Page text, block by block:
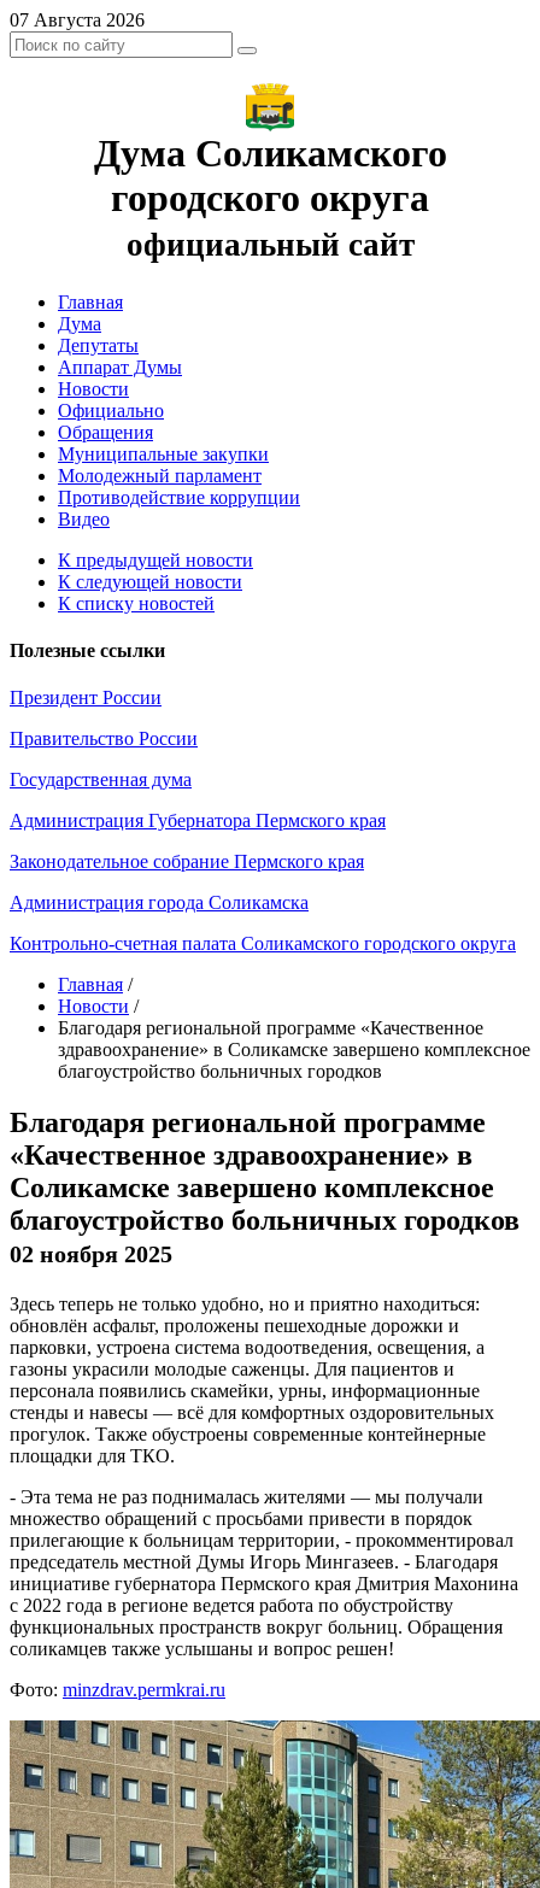
07 Августа 2026
Дума Соликамского
городского округа
официальный сайт
Главная
Дума
Депутаты
Аппарат Думы
Новости
Официально
Обращения
Муниципальные закупки
Молодежный парламент
Противодействие коррупции
Видео
К предыдущей новости
К следующей новости
К списку новостей
Полезные ссылки
Президент России
Правительство России
Государственная дума
Администрация Губернатора Пермского края
Законодательное собрание Пермского края
Администрация города Соликамска
Контрольно-счетная палата Соликамского городского округа
Главная /
Новости /
Благодаря региональной программе «Качественное
здравоохранение» в Соликамске завершено комплексное
благоустройство больничных городков
Благодаря региональной программе
«Качественное здравоохранение» в
Соликамске завершено комплексное
благоустройство больничных городков
02 ноября 2025
Здесь теперь не только удобно, но и приятно находиться:
обновлён асфальт, проложены пешеходные дорожки и
парковки, устроена система водоотведения, освещения, а
газоны украсили молодые саженцы. Для пациентов и
персонала появились скамейки, урны, информационные
стенды и навесы — всё для комфортных оздоровительных
прогулок. Также обустроены современные контейнерные
площадки для ТКО.
- Эта тема не раз поднималась жителями — мы получали
множество обращений с просьбами привести в порядок
прилегающие к больницам территории, - прокомментировал
председатель местной Думы Игорь Мингазеев. - Благодаря
инициативе губернатора Пермского края Дмитрия Махонина
с 2022 года в регионе ведется работа по обустройству
функциональных пространств вокруг больниц. Обращения
соликамцев также услышаны и вопрос решен!
Фото: minzdrav.permkrai.ru